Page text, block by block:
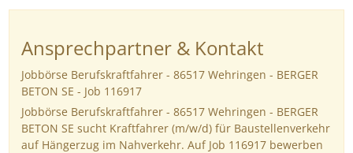
Ansprechpartner & Kontakt
Jobbörse Berufskraftfahrer - 86517 Wehringen - BERGER
BETON SE - Job 116917
Jobbörse Berufskraftfahrer - 86517 Wehringen - BERGER
BETON SE sucht Kraftfahrer (m/w/d) für Baustellenverkehr
auf Hängerzug im Nahverkehr. Auf Job 116917 bewerben